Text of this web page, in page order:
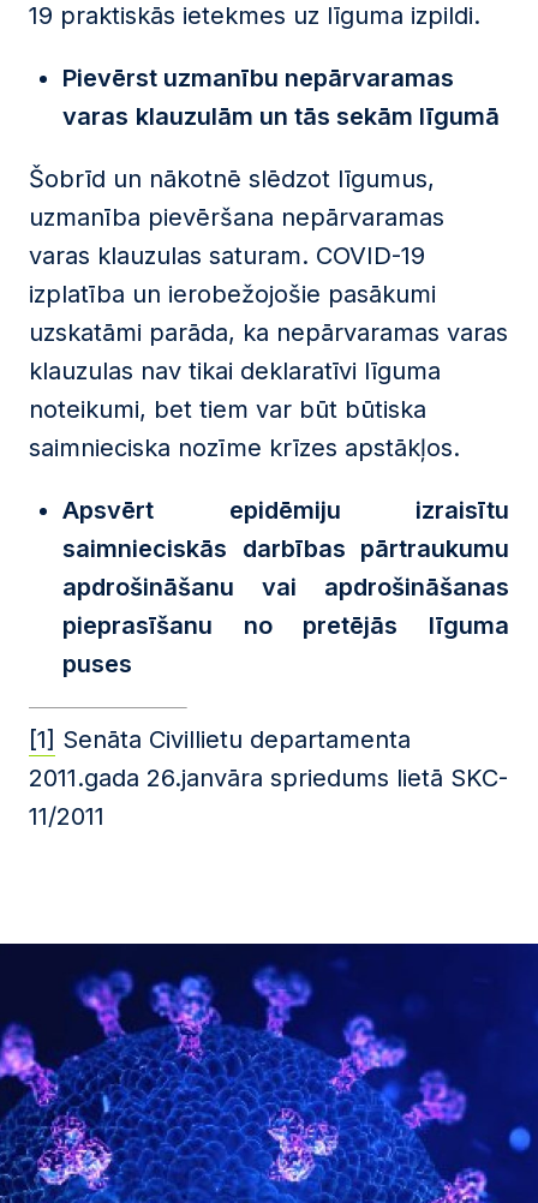
19 praktiskās ietekmes uz līguma izpildi.
Pievērst uzmanību nepārvaramas
varas klauzulām un tās sekām līgumā
Šobrīd un nākotnē slēdzot līgumus,
uzmanība pievēršana nepārvaramas
varas klauzulas saturam. COVID-19
izplatība un ierobežojošie pasākumi
uzskatāmi parāda, ka nepārvaramas varas
klauzulas nav tikai deklaratīvi līguma
noteikumi, bet tiem var būt būtiska
saimnieciska nozīme krīzes apstākļos.
Apsvērt epidēmiju izraisītu
saimnieciskās darbības pārtraukumu
apdrošināšanu vai apdrošināšanas
pieprasīšanu no pretējās līguma
puses
[1] Senāta Civillietu departamenta
2011.gada 26.janvāra spriedums lietā SKC-
11/2011